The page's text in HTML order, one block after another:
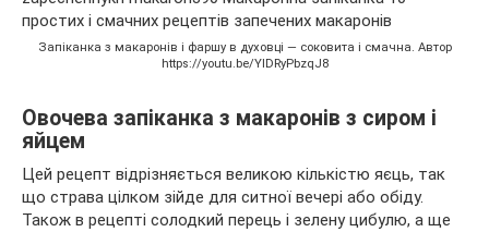
Запіканка з макаронів і фаршу в духовці — соковита і смачна. Автор
https://youtu.be/YlDRyPbzqJ8
Овочева запіканка з макаронів з сиром і
яйцем
Цей рецепт відрізняється великою кількістю яєць, так
що страва цілком зійде для ситної вечері або обіду.
Також в рецепті солодкий перець і зелену цибулю, а ще